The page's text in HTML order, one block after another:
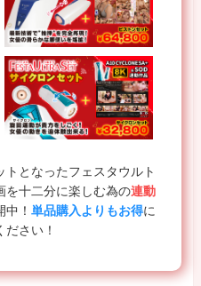
となったフェスタウルト
を十二分に楽しむ為の連動
中！単品購入よりもお得に
さい！